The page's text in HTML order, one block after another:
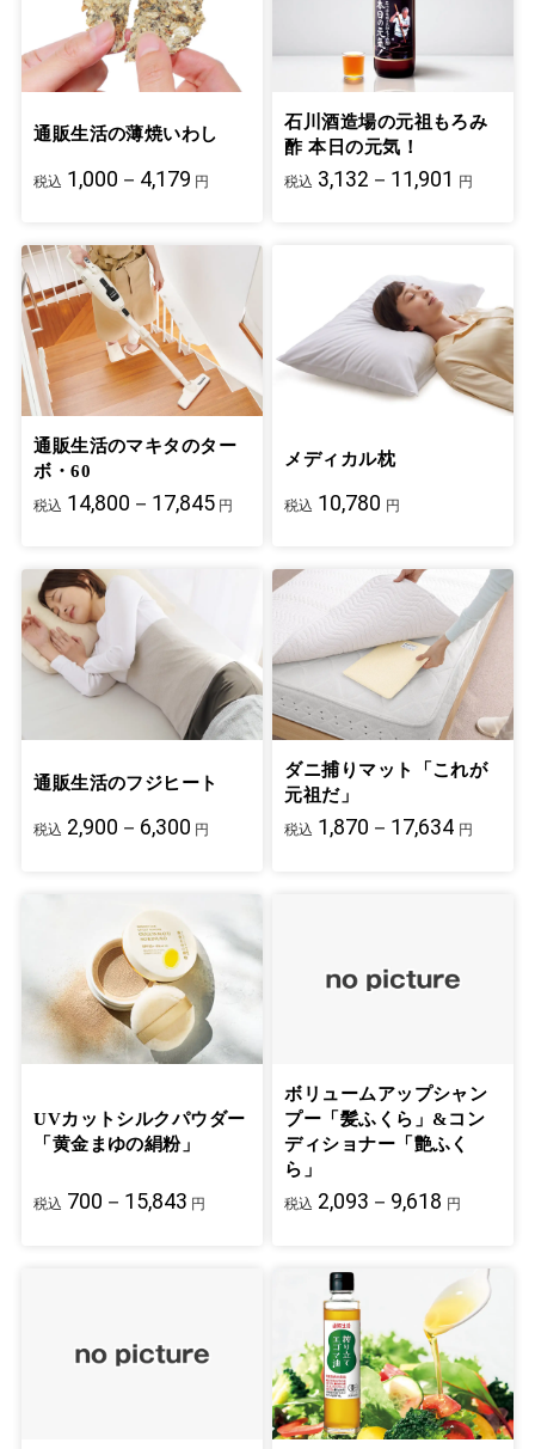
通販生活の薄焼いわし
税込 1,000－4,179 円
石川酒造場の元祖もろみ
酢 本日の元気！
税込 3,132－11,901 円
通販生活のマキタのター
ボ・60
税込 14,800－17,845 円
メディカル枕
税込 10,780 円
通販生活のフジヒート
税込 2,900－6,300 円
ダニ捕りマット「これが
元祖だ」
税込 1,870－17,634 円
UVカットシルクパウダー
「黄金まゆの絹粉」
税込 700－15,843 円
ボリュームアップシャン
プー「髪ふくら」&コン
ディショナー「艶ふく
ら」
税込 2,093－9,618 円